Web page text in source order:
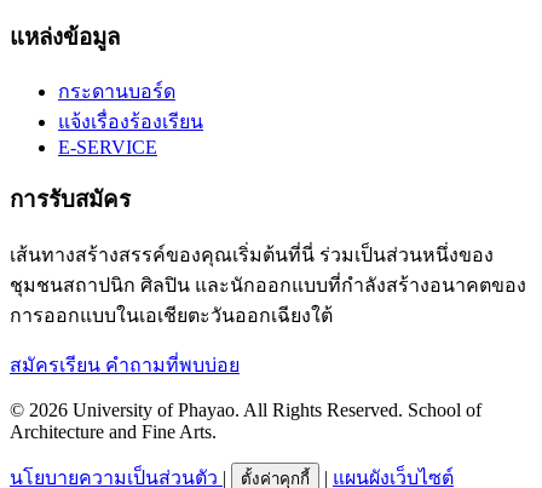
แหล่งข้อมูล
กระดานบอร์ด
แจ้งเรื่องร้องเรียน
E-SERVICE
การรับสมัคร
เส้นทางสร้างสรรค์ของคุณเริ่มต้นที่นี่ ร่วมเป็นส่วนหนึ่งของ
ชุมชนสถาปนิก ศิลปิน และนักออกแบบที่กำลังสร้างอนาคตของ
การออกแบบในเอเชียตะวันออกเฉียงใต้
สมัครเรียน คำถามที่พบบ่อย
© 2026 University of Phayao. All Rights Reserved. School of
Architecture and Fine Arts.
นโยบายความเป็นส่วนตัว | ตั้งค่าคุกกี้ | แผนผังเว็บไซต์